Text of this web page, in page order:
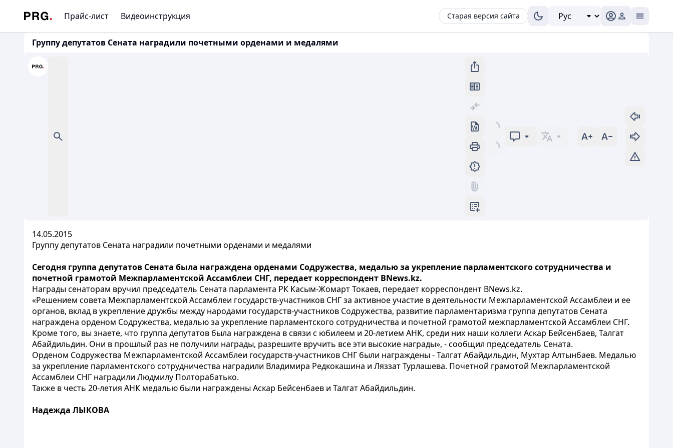
Прайс-лист Видеоинструкция Старая версия сайта
Группу депутатов Сената наградили почетными орденами и медалями
14.05.2015
Группу депутатов Сената наградили почетными орденами и медалями
Сегодня группа депутатов Сената была награждена орденами Содружества, медалью за укрепление парламентского сотрудничества и
почетной грамотой Межпарламентской Ассамблеи СНГ, передает корреспондент BNews.kz.
Награды сенаторам вручил председатель Сената парламента РК Касым-Жомарт Токаев, передает корреспондент BNews.kz.
«Решением совета Межпарламентской Ассамблеи государств-участников СНГ за активное участие в деятельности Межпарламентской Ассамблеи и ее
органов, вклад в укрепление дружбы между народами государств-участников Содружества, развитие парламентаризма группа депутатов Сената
награждена орденом Содружества, медалью за укрепление парламентского сотрудничества и почетной грамотой межпарламентской Ассамблеи СНГ.
Кроме того, вы знаете, что группа депутатов была награждена в связи с юбилеем и 20-летием АНК, среди них наши коллеги Аскар Бейсенбаев, Талгат
Абайдильдин. Они в прошлый раз не получили награды, разрешите вручить все эти высокие награды», - сообщил председатель Сената.
Орденом Содружества Межпарламентской Ассамблеи государств-участников СНГ были награждены - Талгат Абайдильдин, Мухтар Алтынбаев. Медалью
за укрепление парламентского сотрудничества наградили Владимира Редкокашина и Ляззат Турлашева. Почетной грамотой Межпарламентской
Ассамблеи СНГ наградили Людмилу Полторабатько.
Также в честь 20-летия АНК медалью были награждены Аскар Бейсенбаев и Талгат Абайдильдин.
Надежда ЛЫКОВА